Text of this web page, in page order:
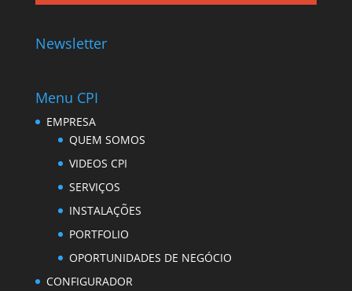
Newsletter
Menu CPI
EMPRESA
QUEM SOMOS
VIDEOS CPI
SERVIÇOS
INSTALAÇÕES
PORTFOLIO
OPORTUNIDADES DE NEGÓCIO
CONFIGURADOR